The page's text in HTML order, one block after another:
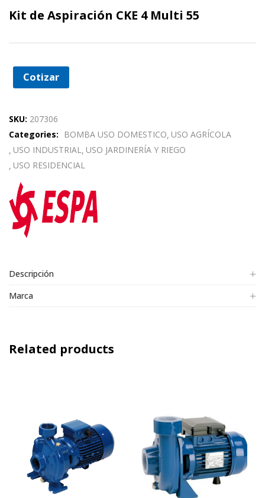
Kit de Aspiración CKE 4 Multi 55
Cotizar
SKU: 207306
Categories:
BOMBA USO DOMESTICO USO AGRÍCOLA
USO INDUSTRIAL
USO JARDINERÍA Y RIEGO
USO RESIDENCIAL
Descripción
Marca
Related products